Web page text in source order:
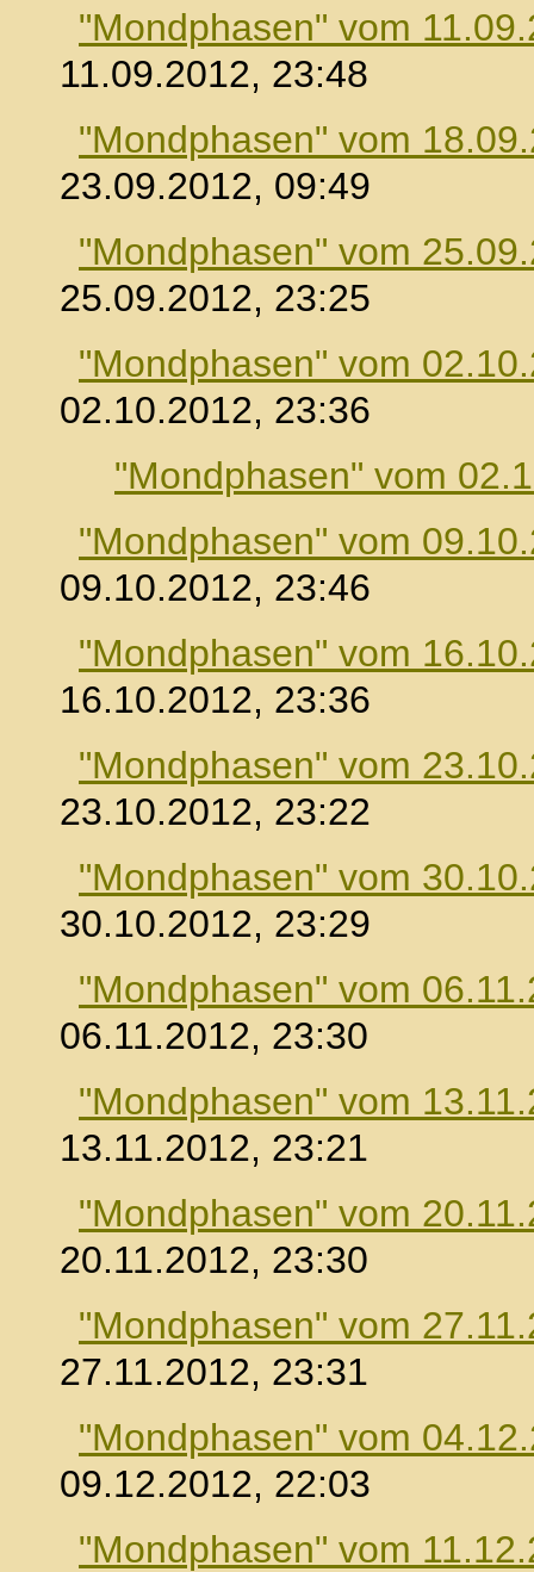
"Mondphasen" vom
11.09.2012, 23:48
"Mondphasen" vom
23.09.2012, 09:49
"Mondphasen" vom
25.09.2012, 23:25
"Mondphasen" vom
02.10.2012, 23:36
"Mondphasen" vom
"Mondphasen" vom
09.10.2012, 23:46
"Mondphasen" vom
16.10.2012, 23:36
"Mondphasen" vom
23.10.2012, 23:22
"Mondphasen" vom
30.10.2012, 23:29
"Mondphasen" vom
06.11.2012, 23:30
"Mondphasen" vom
13.11.2012, 23:21
"Mondphasen" vom
20.11.2012, 23:30
"Mondphasen" vom
27.11.2012, 23:31
"Mondphasen" vom
09.12.2012, 22:03
"Mondphasen" vom